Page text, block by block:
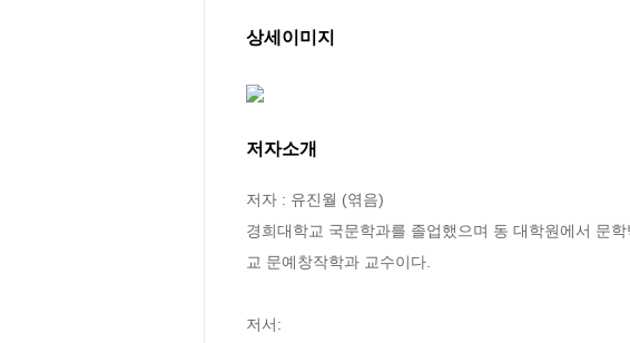
상세이미지
저자소개
저자 : 유진월 (엮음)
경희대학교 국문학과를 졸업했으며 동 대학원에서 문
교 문예창작학과 교수이다.
저서: